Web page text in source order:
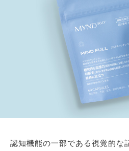
認知機能の一部である視覚的な